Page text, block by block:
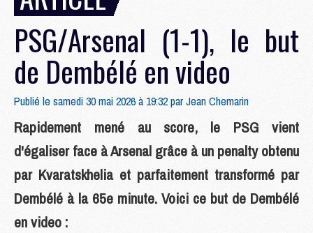
PSG/Arsenal (1-1), le but
de Dembélé en video
Publié le samedi 30 mai 2026 à 19:32 parJean Chemarin
Rapidement mené au score, le PSG vient
d'égaliser face à Arsenal grâce à un penalty obtenu
par Kvaratskhelia et parfaitement transformé par
Dembélé à la 65e minute. Voici ce but de Dembélé
en video :